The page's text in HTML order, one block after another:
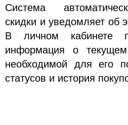
Система
скидки и уведомляет об
В личном кабинете
информация о
необходимой для его
статусов и история